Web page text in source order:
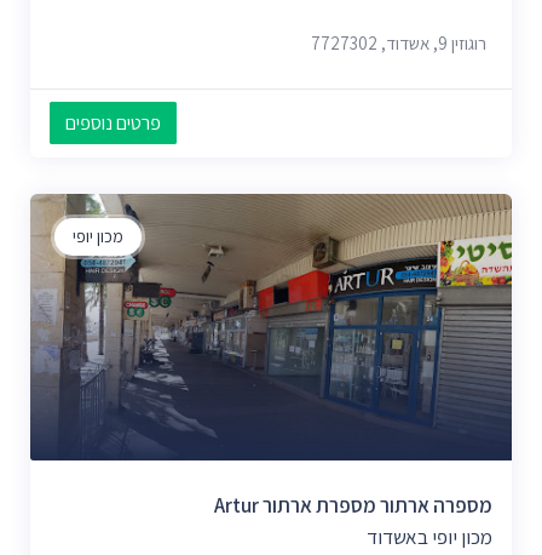
רוגוזין 9, אשדוד, 7727302
פרטים נוספים
מכון יופי
מספרה ארתור מספרת ארתור Artur
מכון יופי באשדוד